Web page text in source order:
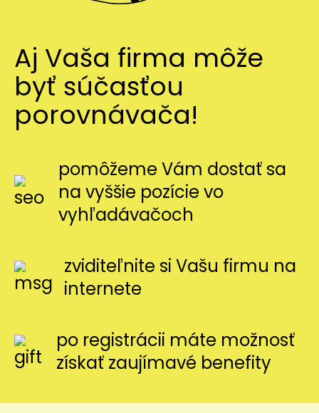
Aj Vaša firma môže
byť súčasťou
porovnávača!
pomôžeme Vám dostať sa
na vyššie pozície vo
vyhľadávačoch
zviditeľnite si Vašu firmu na
internete
po registrácii máte možnosť
získať zaujímavé benefity